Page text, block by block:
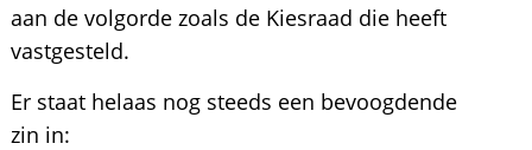
aan de volgorde zoals de Kiesraad die heeft
vastgesteld.
Er staat helaas nog steeds een bevoogdende
zin in: